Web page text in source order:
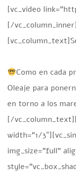
[vc_video
[/
[vc_column_text]S
Como en cada
Oleaje para
en torno a los
[/
width=”1/
img_size=”full”